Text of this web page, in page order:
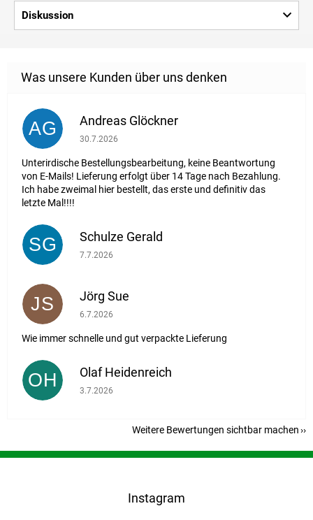
Diskussion
AG Andreas Glöckner
Die Shop-Bewertung beträgt 1 von 5 Sternen.
30.7.2026
Unterirdische Bestellungsbearbeitung, keine Beantwortung
von E-Mails! Lieferung erfolgt über 14 Tage nach Bezahlung.
Ich habe zweimal hier bestellt, das erste und definitiv das
letzte Mal!!!!
SG Schulze Gerald
Die Shop-Bewertung beträgt 5 von 5 Sternen.
7.7.2026
JS Jörg Sue
Die Shop-Bewertung beträgt 5 von 5 Sternen.
6.7.2026
Wie immer schnelle und gut verpackte Lieferung
OH Olaf Heidenreich
Die Shop-Bewertung beträgt 5 von 5 Sternen.
3.7.2026
Weitere Bewertungen sichtbar machen
F
Instagram